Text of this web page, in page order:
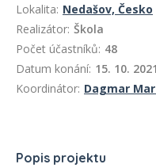
Lokalita: Nedašov, Česko
Realizátor: Škola
Počet účastníků: 48
Datum konání: 15. 10. 2021
Koordinátor: Dagmar
Popis projektu